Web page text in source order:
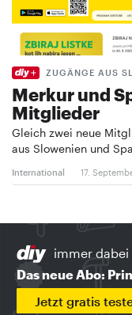
ZUGÄNGE AUS
Merkur und
Mitglieder
Gleich zwei neue
aus Slowenien und
International 17.
immer dabei
Das neue Abo:
Jetzt gratis